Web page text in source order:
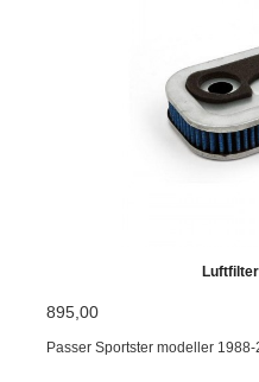
895,00
Passer Sportster modeller